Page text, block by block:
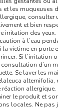
et les muqueuses
consulter
et bien
irritation des yeux.
à l’eau
victime en porte
Si l’irritation
d’un
Se laver les
alternifolia,
allergique.
le produit et
locales. Ne pas